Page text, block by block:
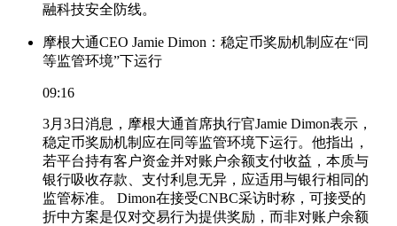
融科技安全防线。
摩根大通CEO Jamie Dimon：稳定币奖励机制应在“同
等监管环境”下运行
09:16
3月3日消息，摩根大通首席执行官Jamie Dimon表示，
稳定币奖励机制应在同等监管环境下运行。他指出，
若平台持有客户资金并对账户余额支付收益，本质与
银行吸收存款、支付利息无异，应适用与银行相同的
监管标准。 Dimon在接受CNBC采访时称，可接受的
折中方案是仅对交易行为提供奖励，而非对账户余额